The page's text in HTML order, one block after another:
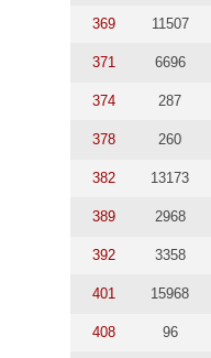
369 11507
371 6696
374 287
378 260
382 13173
389 2968
392 3358
401 15968
408 96